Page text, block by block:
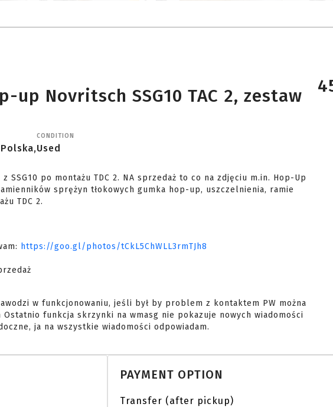
up Novritsch SSG10 TAC 2, zestaw
CONDITION
Used
sprężyn tłokowych gumka hop-up, uszczelnienia, ramie
TDC 2.
https://goo.gl/photos/tCkL5ChWLL3rmTJh8
w funkcjonowaniu, jeśli był by problem z kontaktem PW można
funkcja skrzynki na wmasg nie pokazuje nowych wiadomości
ja na wszystkie wiadomości odpowiadam.
PAYMENT OPTION
Transfer (after pickup)